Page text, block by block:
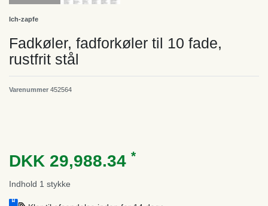
Ich-zapfe
Fadkøler, fadforkøler til 10 fade,
rustfrit stål
Varenummer 452564
DKK 29,988.34 *
Indhold 1 stykke